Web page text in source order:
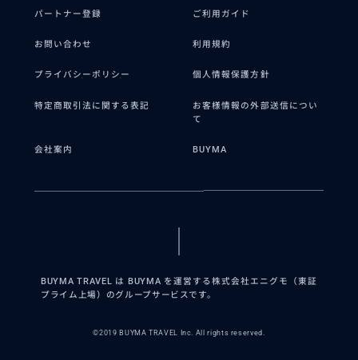
パートナー登録 ご利用ガイド
お問い合わせ 利用規約
プライバシーポリシー 個人情報保護方針
特定商取引法に関する表記
お客様情報の外部送信につい
て
会社案内 BUYMA
BUYMA TRAVEL は BUYMA を運営する株式会社エニグモ（東証
プライム上場）のグループサービスです。
©2019 BUYMA TRAVEL Inc. All rights reserved.